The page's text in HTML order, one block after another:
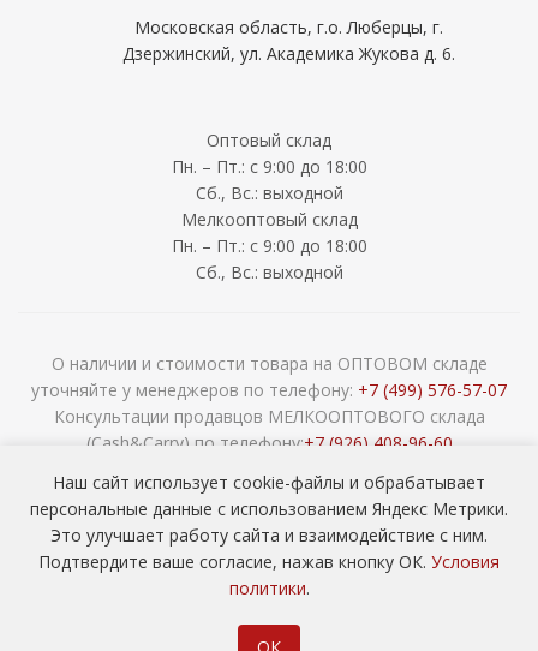
Московская область, г.о. Люберцы, г.
Дзержинский, ул. Академика Жукова д. 6.
Оптовый склад
Пн. – Пт.: с 9:00 до 18:00
Сб., Вс.: выходной
Мелкооптовый склад
Пн. – Пт.: с 9:00 до 18:00
Сб., Вс.: выходной
О наличии и стоимости товара на ОПТОВОМ складе
уточняйте у менеджеров по телефону: +7 (499) 576-57-07
Консультации продавцов МЕЛКООПТОВОГО склада
(Cash&Carry) по телефону:+7 (926) 408-96-60
сада ОПТОМ
Наш сайт использует cookie-файлы и обрабатывает
персональные данные с использованием Яндекс Метрики.
Это улучшает работу сайта и взаимодействие с ним.
Подтвердите ваше согласие, нажав кнопку ОК. Условия
политики.